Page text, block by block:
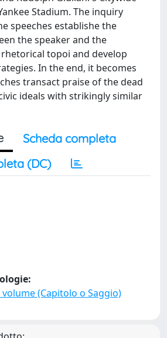
Stadium. The inquiry
speeches establishe the
the speaker and the
topoi and develop
In the end, it becomes
transact praise of the dead
ideals with strikingly similar
Scheda completa
(DC)
(Capitolo o Saggio)